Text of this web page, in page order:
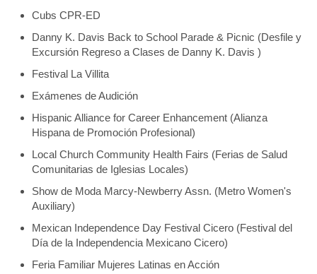
Cubs CPR-ED
Danny K. Davis Back to School Parade & Picnic (Desfile y
Excursión Regreso a Clases de Danny K. Davis )
Festival La Villita
Exámenes de Audición
Hispanic Alliance for Career Enhancement (Alianza
Hispana de Promoción Profesional)
Local Church Community Health Fairs (Ferias de Salud
Comunitarias de Iglesias Locales)
Show de Moda Marcy-Newberry Assn. (Metro Women's
Auxiliary)
Mexican Independence Day Festival Cicero (Festival del
Día de la Independencia Mexicano Cicero)
Feria Familiar Mujeres Latinas en Acción